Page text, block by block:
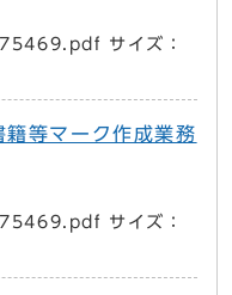
サイズ：
等マーク作成業務
サイズ：